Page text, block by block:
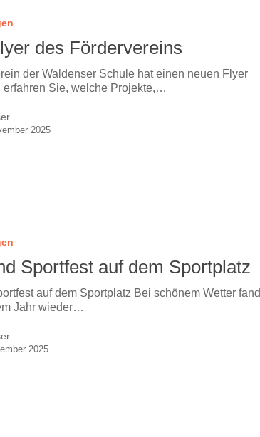
des Fördervereins
der Waldenser Schule hat einen neuen Flyer
erfahren Sie, welche Projekte,…
2025
Sportfest auf dem Sportplatz
auf dem Sportplatz Bei schönem Wetter fand
Jahr wieder…
2025